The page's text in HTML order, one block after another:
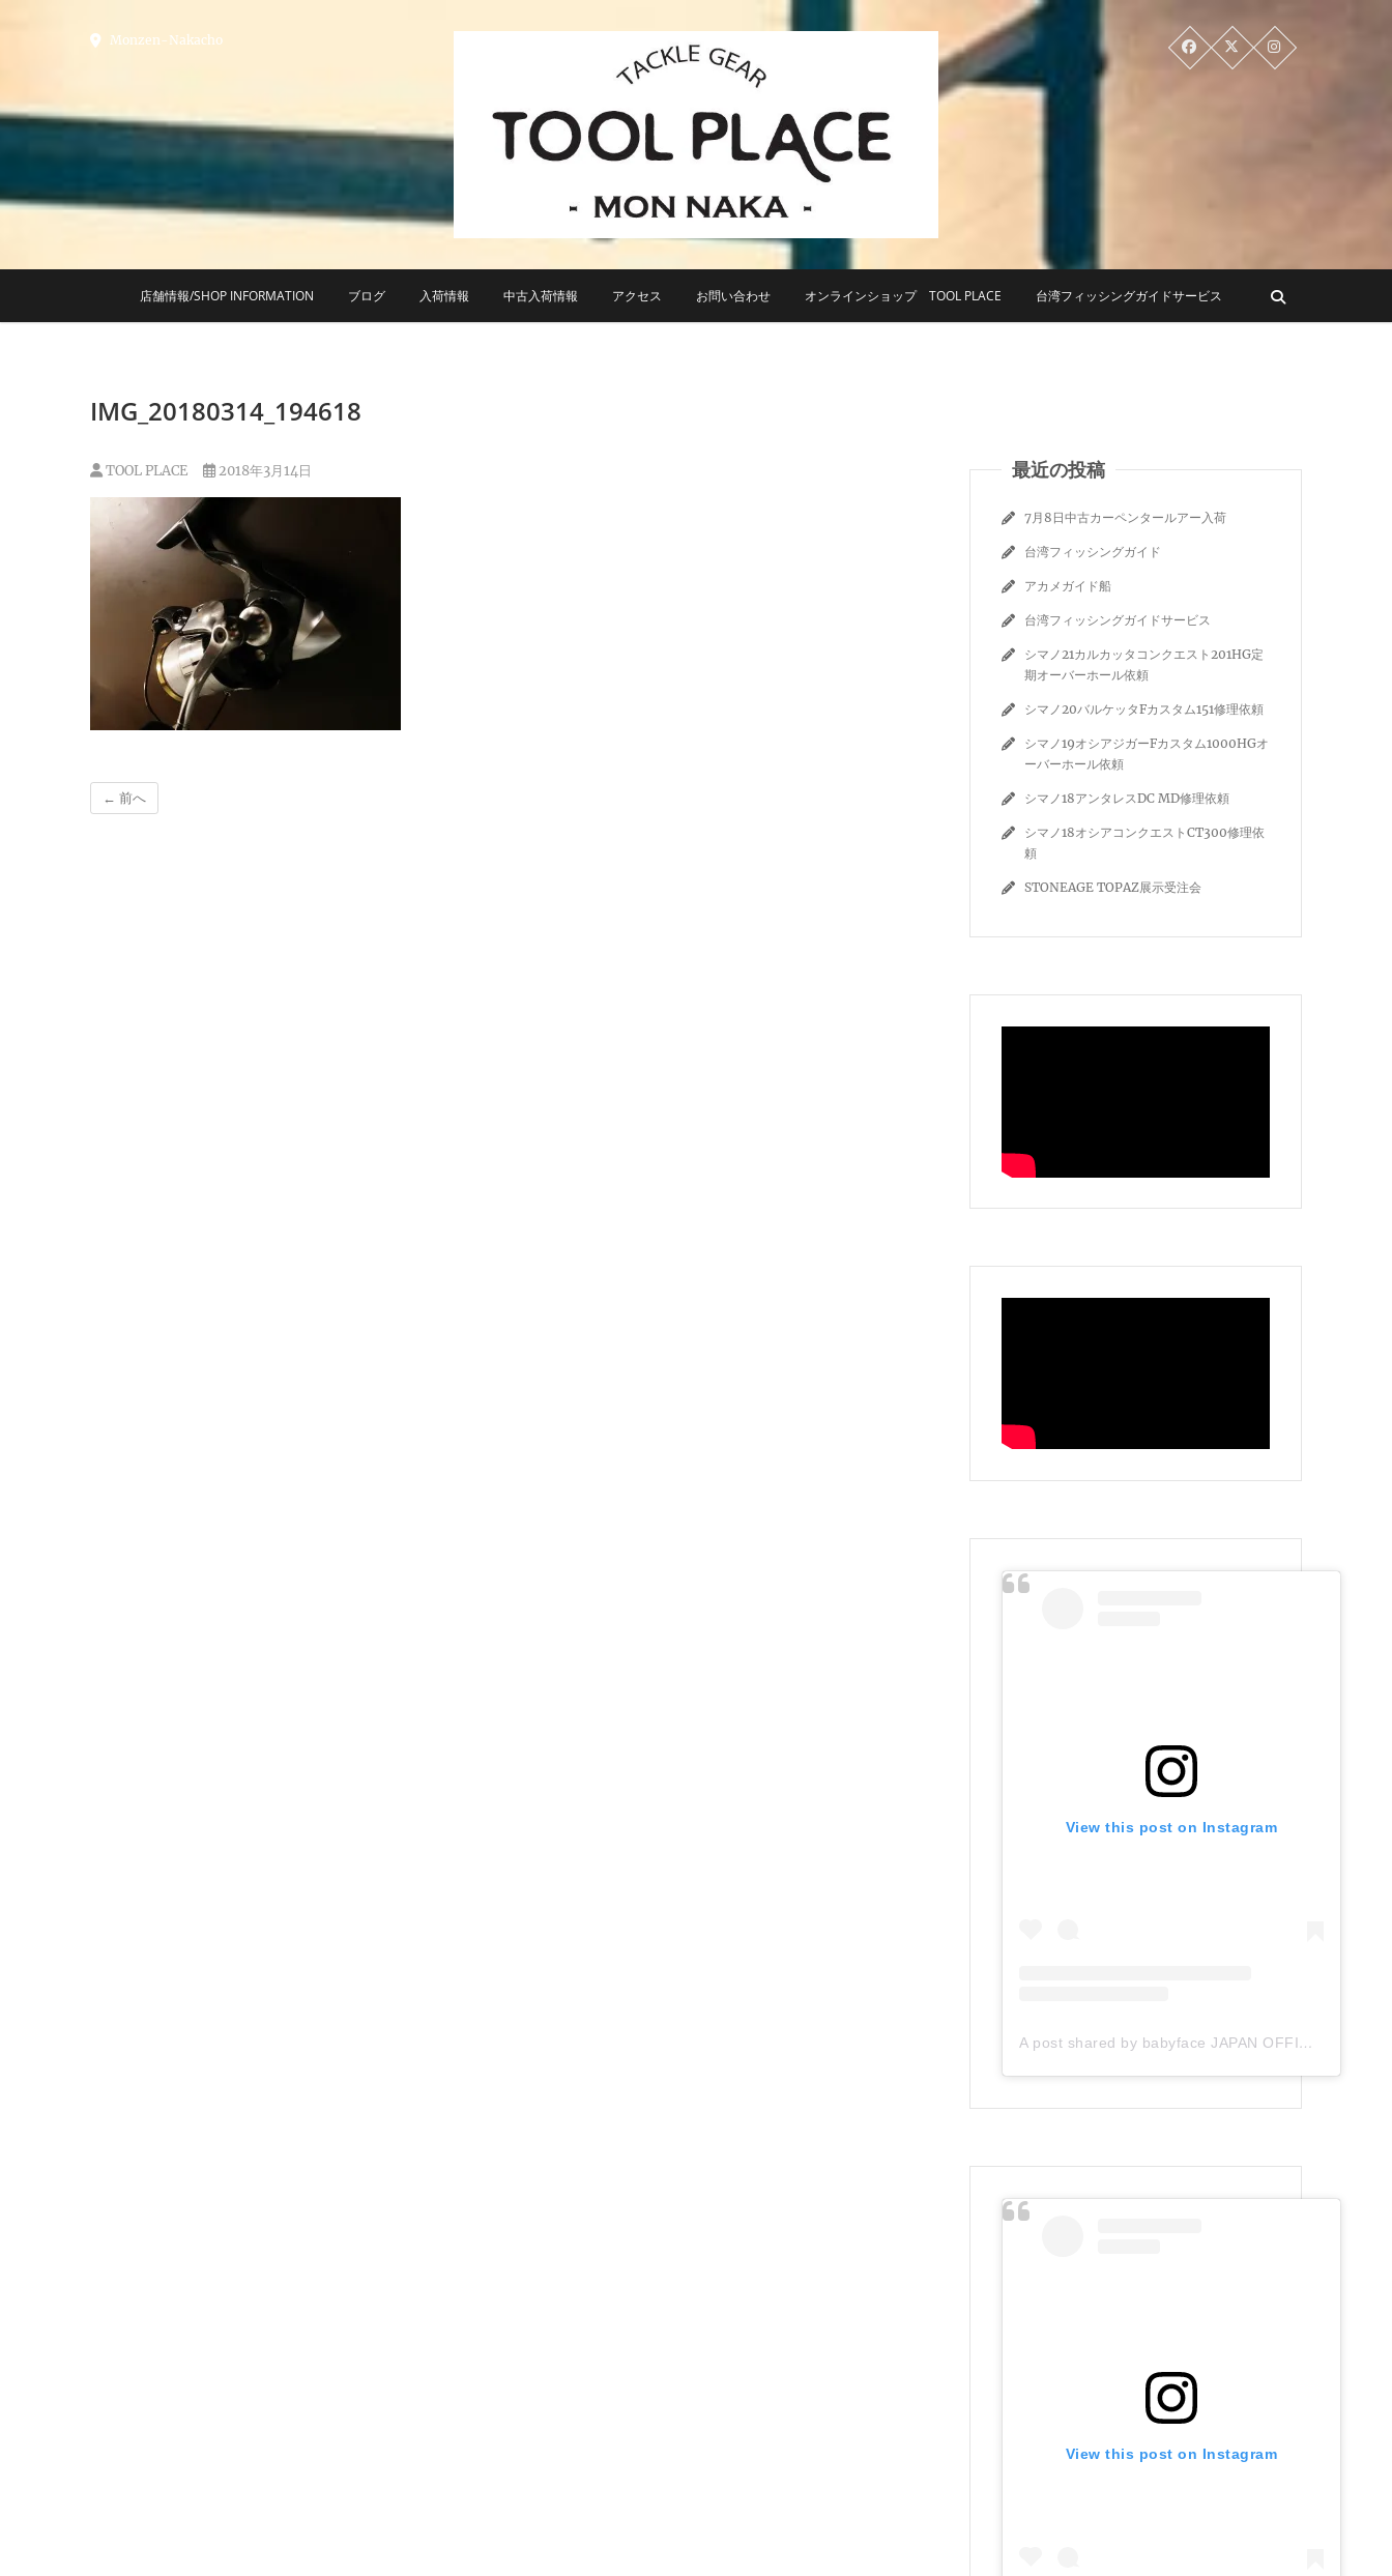
Monzen-Nakacho
TACKLE GEAR TOOL PLACE ツールプレイス
小さなルアーフィッシングショップ「ツールプレイス」が門前仲町に近日オープン！
店舗情報/SHOP INFORMATION ブログ 入荷情報 中古入荷情報 アクセス お問い合わせ オンラインショップ TOOL PLACE 台湾フィッシングガイドサービス
IMG_20180314_194618
TOOL PLACE 2018年3月14日
← 前へ
最近の投稿
7月8日中古カーペンタールアー入荷
台湾フィッシングガイド
アカメガイド船
台湾フィッシングガイドサービス
シマノ21カルカッタコンクエスト201HG定
期オーバーホール依頼
シマノ20バルケッタFカスタム151修理依頼
シマノ19オシアジガーFカスタム1000HGオ
ーバーホール依頼
シマノ18アンタレスDC MD修理依頼
シマノ18オシアコンクエストCT300修理依
頼
STONEAGE TOPAZ展示受注会
View this post on Instagram
A post shared by babyface JAPAN OFFICIAL (@babyface_japan)
View this post on Instagram